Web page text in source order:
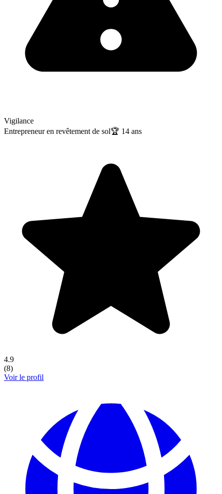
Vigilance
Entrepreneur en revêtement de sol🏆 14 ans
4.9
(8)
Voir le profil